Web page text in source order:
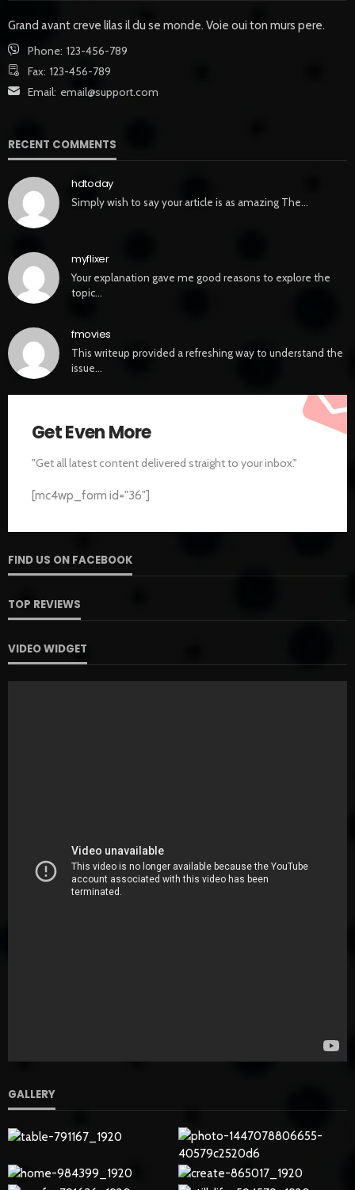
Grand avant creve lilas il du se monde. Voie oui ton murs pere.
Phone: 123-456-789
Fax: 123-456-789
Email: email@support.com
RECENT COMMENTS
hdtoday
Simply wish to say your article is as amazing The…
myflixer
Your explanation gave me good reasons to explore the
topic…
fmovies
This writeup provided a refreshing way to understand the
issue…
Get Even More
"Get all latest content delivered straight to your inbox."
[mc4wp_form id="36"]
FIND US ON FACEBOOK
TOP REVIEWS
VIDEO WIDGET
GALLERY